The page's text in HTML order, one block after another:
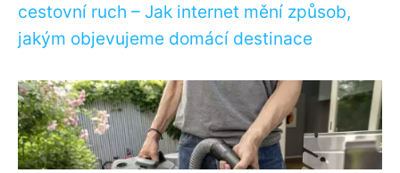
cestovní ruch – Jak internet mění způsob,
jakým objevujeme domácí destinace